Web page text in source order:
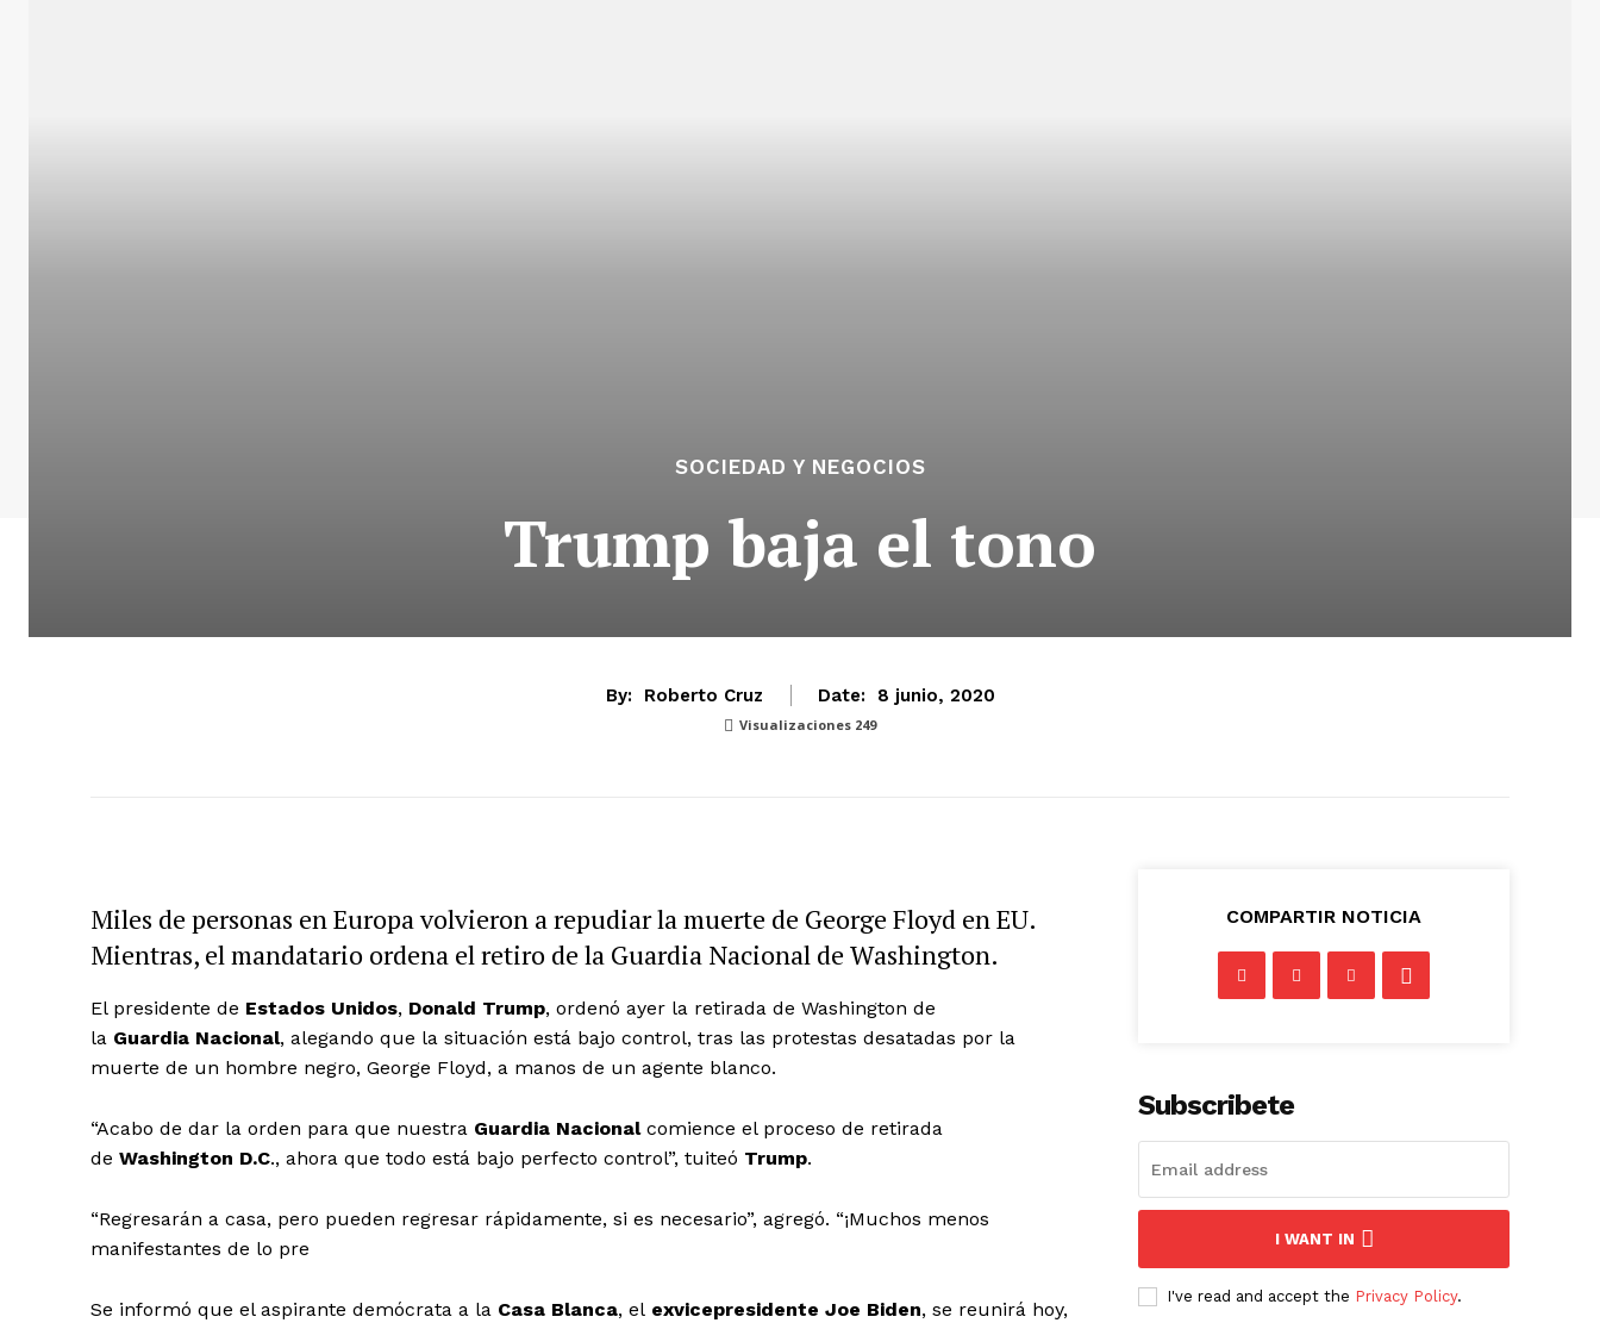
SOCIEDAD Y NEGOCIOS
Trump baja el tono
By: Roberto Cruz Date: 8 junio, 2020
Visualizaciones 249
Miles de personas en Europa volvieron a repudiar la muerte de George Floyd en EU.
Mientras, el mandatario ordena el retiro de la Guardia Nacional de Washington.
El presidente de Estados Unidos, Donald Trump, ordenó ayer la retirada de Washington de
la Guardia Nacional, alegando que la situación está bajo control, tras las protestas desatadas por la
muerte de un hombre negro, George Floyd, a manos de un agente blanco.
“Acabo de dar la orden para que nuestra Guardia Nacionalcomience el proceso de retirada
de Washington D.C., ahora que todo está bajo perfecto control”, tuiteó Trump.
“Regresarán a casa, pero pueden regresar rápidamente, si es necesario”, agregó. “¡Muchos menos
manifestantes de lo pre
Se informó que el aspirante demócrata a la Casa Blanca, el exvicepresidente Joe Biden, se reunirá hoy,
COMPARTIR NOTICIA
Subscribete
I WANT IN
I've read and accept the Privacy Policy.